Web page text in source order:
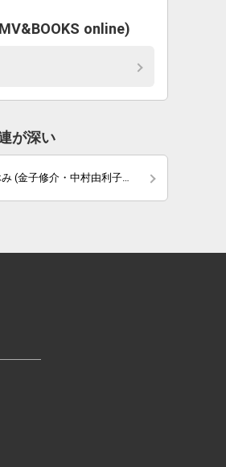
online)
が深い
(金子修介・中村由利子・